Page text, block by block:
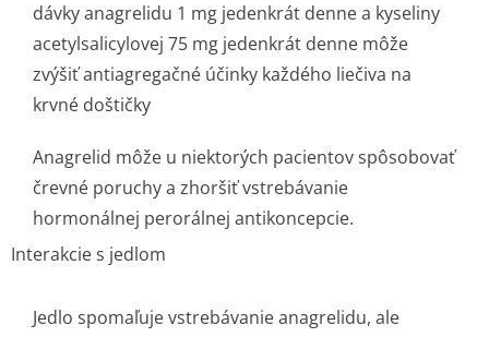
dávky anagrelidu 1 mg jedenkrát denne a kyseliny
acetylsalicylovej 75 mg jedenkrát denne môže
zvýšiť antiagregačné účinky každého liečiva na
krvné doštičky
Anagrelid môže u niektorých pacientov spôsobovať
črevné poruchy a zhoršiť vstrebávanie
hormonálnej perorálnej antikoncepcie.
Interakcie s jedlom
Jedlo spomaľuje vstrebávanie anagrelidu, ale